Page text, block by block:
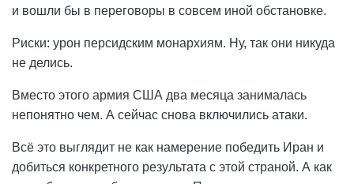
и вошли бы в переговоры в совсем иной обстановке.
Риски: урон персидским монархиям. Ну, так они никуда
не делись.
Вместо этого армия США два месяца занималась
непонятно чем. А сейчас снова включились атаки.
Всё это выглядит не как намерение победить Иран и
добиться конкретного результата с этой страной. А как